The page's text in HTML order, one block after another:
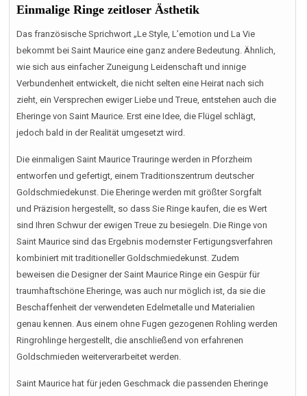
Einmalige Ringe zeitloser Ästhetik
Das französische Sprichwort „Le Style, L’emotion und La Vie
bekommt bei Saint Maurice eine ganz andere Bedeutung. Ähnlich,
wie sich aus einfacher Zuneigung Leidenschaft und innige
Verbundenheit entwickelt, die nicht selten eine Heirat nach sich
zieht, ein Versprechen ewiger Liebe und Treue, entstehen auch die
Eheringe von Saint Maurice. Erst eine Idee, die Flügel schlägt,
jedoch bald in der Realität umgesetzt wird.
Die einmaligen Saint Maurice Trauringe werden in Pforzheim
entworfen und gefertigt, einem Traditionszentrum deutscher
Goldschmiedekunst. Die Eheringe werden mit größter Sorgfalt
und Präzision hergestellt, so dass Sie Ringe kaufen, die es Wert
sind Ihren Schwur der ewigen Treue zu besiegeln. Die Ringe von
Saint Maurice sind das Ergebnis modernster Fertigungsverfahren
kombiniert mit traditioneller Goldschmiedekunst. Zudem
beweisen die Designer der Saint Maurice Ringe ein Gespür für
traumhaftschöne Eheringe, was auch nur möglich ist, da sie die
Beschaffenheit der verwendeten Edelmetalle und Materialien
genau kennen. Aus einem ohne Fugen gezogenen Rohling werden
Ringrohlinge hergestellt, die anschließend von erfahrenen
Goldschmieden weiterverarbeitet werden.
Saint Maurice hat für jeden Geschmack die passenden Eheringe